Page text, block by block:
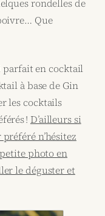
rondelles de
Que
parfait en cocktail
à base de Gin
les cocktails
! D’ailleurs si
n’hésitez
petite photo en
le déguster et